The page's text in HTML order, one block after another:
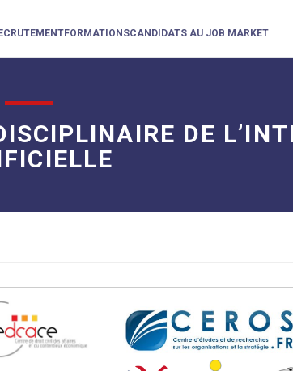
FORMATIONSCANDIDATS AU JOB MARKET
DE